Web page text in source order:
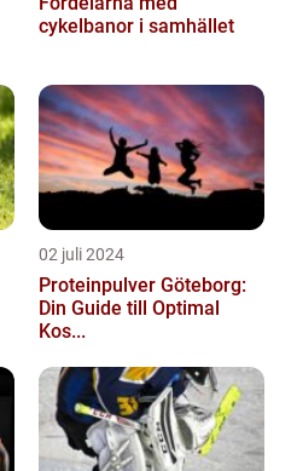
cykelbanor i samhället
02 juli 2024
Proteinpulver Göteborg:
Din Guide till Optimal
Kos...